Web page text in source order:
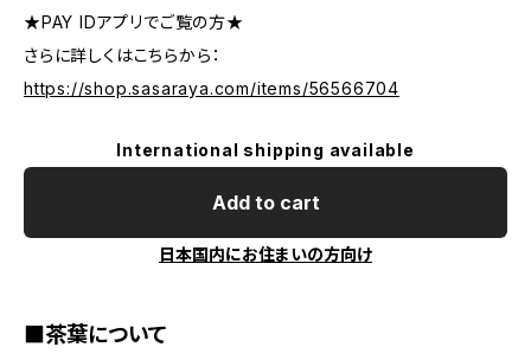
★PAY IDアプリでご覧の方★
さらに詳しくはこちらから：
https://shop.sasaraya.com/items/56566704
International shipping available
Add to cart
日本国内にお住まいの方向け
■茶葉について